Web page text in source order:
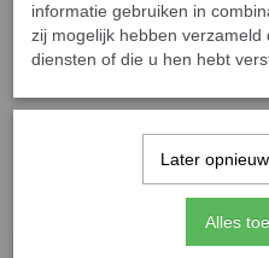
Specificaties
informatie gebruiken in
zij mogelijk hebben
diensten of die u hen hebt
Later
Alles